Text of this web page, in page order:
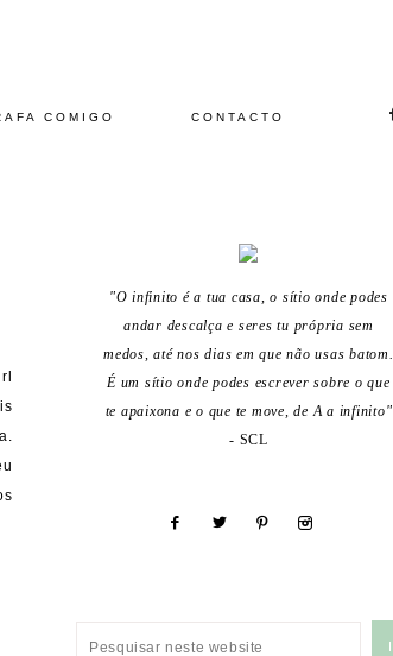
COMIGO CONTACTO
"O infinito é a tua casa, o sítio onde podes
andar descalça e seres tu própria sem
medos, até nos dias em que não usas batom.
É um sítio onde podes escrever sobre o que
te apaixona e o que te move, de A a infinito"
- SCL